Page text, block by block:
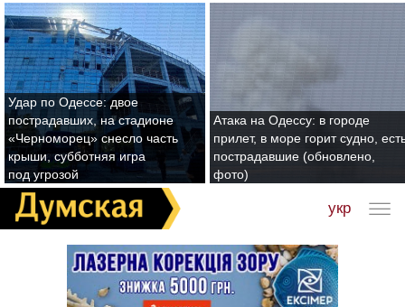
Удар по Одессе: двое
пострадавших, на стадионе
«Черноморец» снесло часть
крыши, субботняя игра
под угрозой
Атака на Одессу: в городе
прилет, в море горит судно,
пострадавшие (обновлено,
фото)
укр